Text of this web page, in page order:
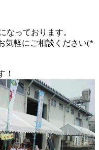
なっております。
気軽にご相談ください(*
！